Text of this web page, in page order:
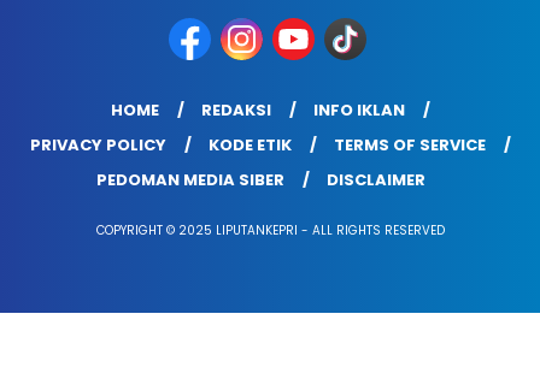
HOME REDAKSI
INFO IKLAN
PRIVACY POLICY
KODE ETIK
TERMS OF SERVICE
PEDOMAN MEDIA SIBER
DISCLAIMER
COPYRIGHT © 2025 LIPUTANKEPRI - ALL RIGHTS RESERVED